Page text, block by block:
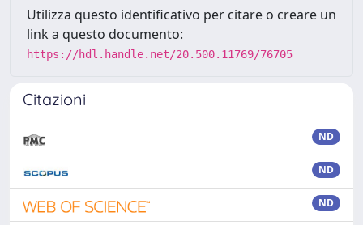
Utilizza questo identificativo per citare o creare un
link a questo documento:
https://hdl.handle.net/20.500.11769/76705
Citazioni
ND
ND
ND